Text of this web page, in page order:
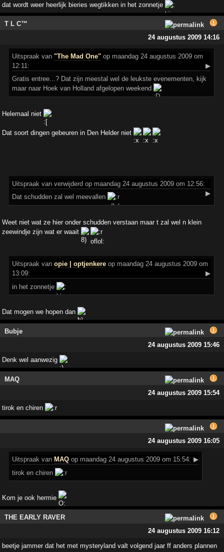
dat wordt weer heerlijk bieries wegtikken in het zonnetje
T L C™
24 augustus 2009 14:16
Uitspraak van"The Mad One" op maandag 24 augustus 2009 om
12:11:
▶
Gratis entree...? Dat zijn meestal wel de leukste evenementen, kijk
maar naar Hoek van Holland afgelopen weekend
Helemaal niet
Dat soort dingen gebeuren in Den Helder niet
Uitspraak van verwijderd op maandag 24 augustus 2009 om 12:56:
▶
Dat schudden zal wel meevallen
Weet niet wat ze hier onder schudden verstaan maar t zal wel n klein
zeewindje zijn wat er waait
Uitspraak vanopie | optjenkere op maandag 24 augustus 2009 om
13:09:
▶
in het zonnetje
Dat mogen we hopen dan
Bubje
24 augustus 2009 15:46
Denk wel aanwezig
MAQ
24 augustus 2009 15:54
tirok en chiren
24 augustus 2009 16:05
Uitspraak van MAQ op maandag 24 augustus 2009 om 15:54: ▶
tirok en chiren
Kom je ook hermie
THE EARLY RAVER
24 augustus 2009 16:12
beetje jammer dat het met mysteryland valt volgend jaar ff anders plannen